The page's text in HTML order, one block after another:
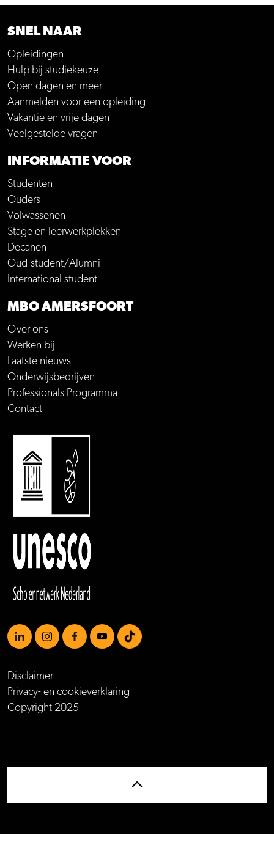
SNEL NAAR
Opleidingen
Hulp bij studiekeuze
Open dagen en meer
Aanmelden voor een opleiding
Vakantie en vrije dagen
Veelgestelde vragen
INFORMATIE VOOR
Studenten
Ouders
Volwassenen
Stage en leerwerkplekken
Decanen
Oud-student/Alumni
International student
MBO AMERSFOORT
Over ons
Werken bij
Laatste nieuws
Onderwijsbedrijven
Professionals Programma
Contact
Disclaimer
Privacy- en cookieverklaring
Copyright 2025